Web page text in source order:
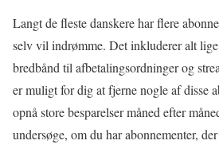
Langt de fleste danskere har flere
selv vil indrømme. Det inkluderer alt
bredbånd til afbetalingsordninger og
er muligt for dig at fjerne nogle af disse
opnå store besparelser måned efter
undersøge, om du har abonnementer,